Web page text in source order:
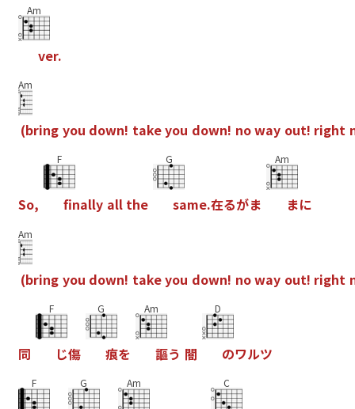
Am
ver.
Am
(bring you down! takeyou down! noway out! right
So,
F
fnally all the
G
same.在るがま
Am
まに
Am
(bring you down! takeyou down! noway out! right
同
F
じ傷
G
痕を
Am
謳う 闇
D
のワルツ
F G Am C